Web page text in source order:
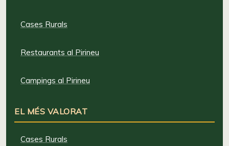
Cases Rurals
Restaurants al Pirineu
Campings al Pirineu
EL MÉS VALORAT
Cases Rurals